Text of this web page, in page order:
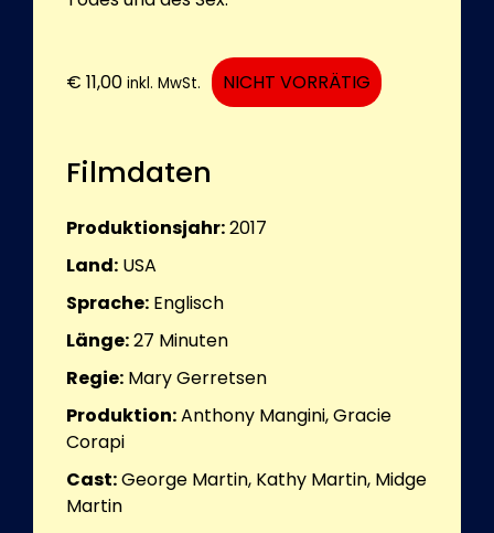
€ 11,00 inkl. MwSt. NICHT VORRÄTIG
Filmdaten
Produktionsjahr:2017
Land: USA
Sprache: Englisch
Länge:27 Minuten
Regie: Mary Gerretsen
Produktion:Anthony Mangini, Gracie
Corapi
Cast:George Martin, Kathy Martin, Midge
Martin